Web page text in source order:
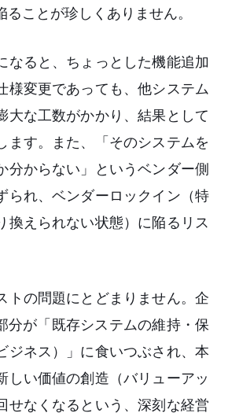
ことが珍しくありません。
なると、ちょっとした機能追加
様変更であっても、他システム
大な工数がかかり、結果として
ます。また、「そのシステムを
分からない」というベンダー側
られ、ベンダーロックイン（特
換えられない状態）に陥るリス
トの問題にとどまりません。企
分が「既存システムの維持・保
ジネス）」に食いつぶされ、本
しい価値の創造（バリューアッ
せなくなるという、深刻な経営